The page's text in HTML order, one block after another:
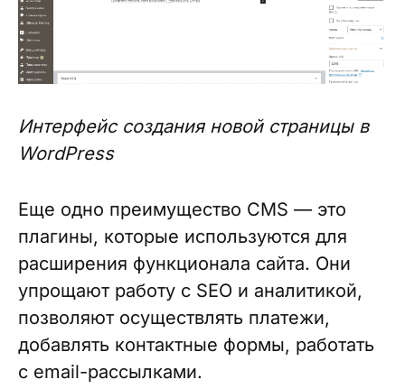
Интерфейс создания новой страницы в
WordPress
Еще одно преимущество CMS — это
плагины, которые используются для
расширения функционала сайта. Они
упрощают работу с SEO и аналитикой,
позволяют осуществлять платежи,
добавлять контактные формы, работать
с email-рассылками.